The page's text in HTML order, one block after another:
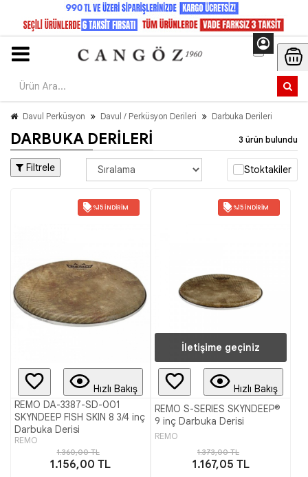
Davul Perküsyon Davul / Perküsyon Derileri Darbuka Derileri
DARBUKA DERILERI 3 ürün bulundu
Filtrele Stoktakiler
%15 İNDIRIM
Hızlı Bakış
REMO DA-3387-SD-001
SKYNDEEP FISH SKIN 8 3/4 inç
Darbuka Derisi
REMO
1.360,00 TL
1.156,00 TL
%15 İNDIRIM
İletişime geçiniz
Hızlı Bakış
REMO S-SERIES SKYNDEEP®
9 inç Darbuka Derisi
REMO
1.373,00 TL
1.167,05 TL